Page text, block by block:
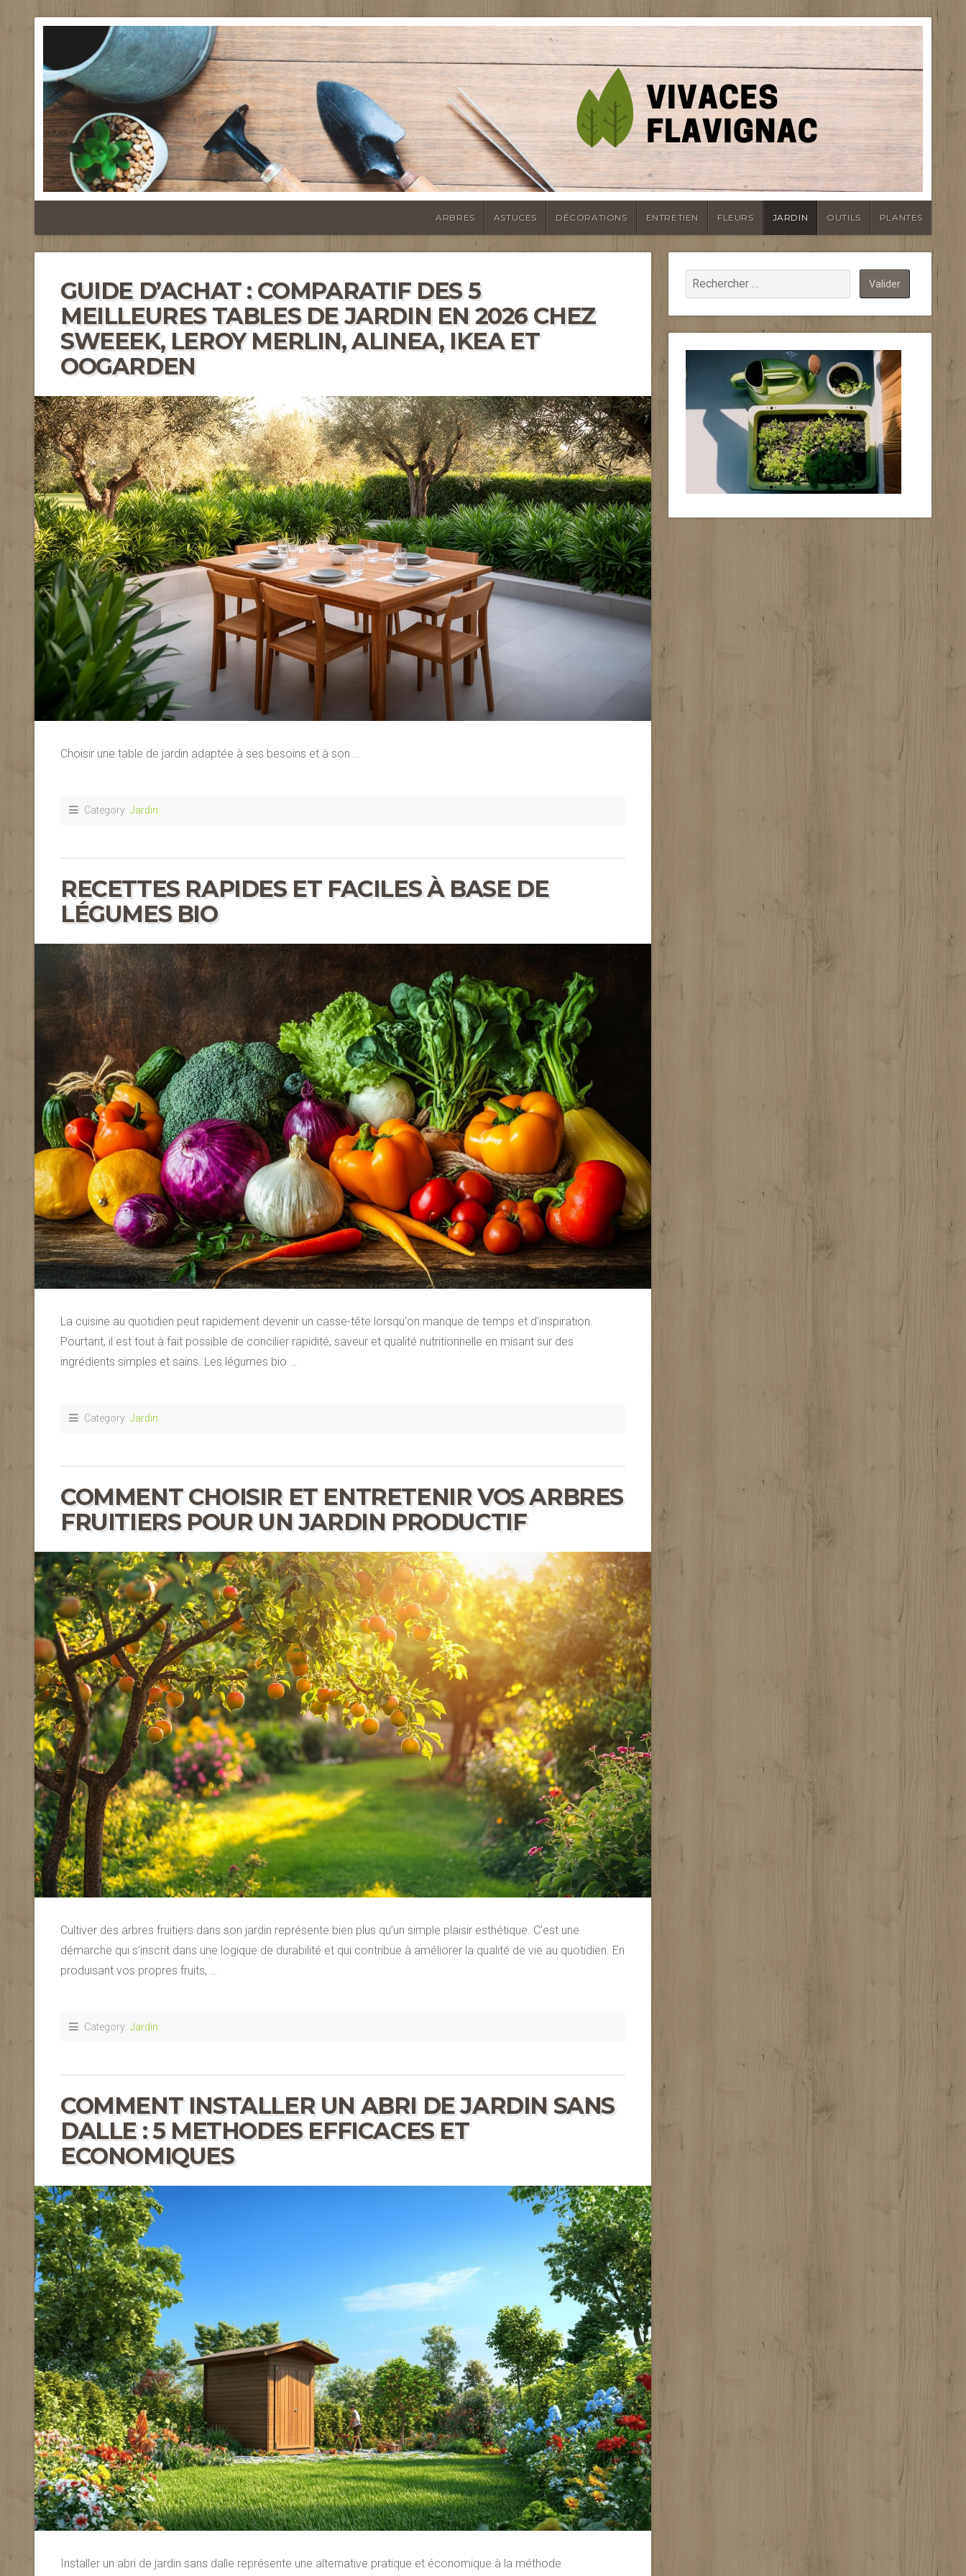
ARBRES ASTUCES DÉCORATIONS ENTRETIEN FLEURS JARDIN OUTILS PLANTES
GUIDE D’ACHAT : COMPARATIF DES 5
MEILLEURES TABLES DE JARDIN EN 2026 CHEZ
SWEEEK, LEROY MERLIN, ALINEA, IKEA ET
OOGARDEN
Choisir une table de jardin adaptée à ses besoins et à son …
Category: Jardin
RECETTES RAPIDES ET FACILES À BASE DE
LÉGUMES BIO
La cuisine au quotidien peut rapidement devenir un casse-tête lorsqu'on manque de temps et d'inspiration.
Pourtant, il est tout à fait possible de concilier rapidité, saveur et qualité nutritionnelle en misant sur des
ingrédients simples et sains. Les légumes bio …
Category: Jardin
COMMENT CHOISIR ET ENTRETENIR VOS ARBRES
FRUITIERS POUR UN JARDIN PRODUCTIF
Cultiver des arbres fruitiers dans son jardin représente bien plus qu’un simple plaisir esthétique. C’est une
démarche qui s’inscrit dans une logique de durabilité et qui contribue à améliorer la qualité de vie au quotidien. En
produisant vos propres fruits, …
Category: Jardin
COMMENT INSTALLER UN ABRI DE JARDIN SANS
DALLE : 5 METHODES EFFICACES ET
ECONOMIQUES
Installer un abri de jardin sans dalle représente une alternative pratique et économique à la méthode